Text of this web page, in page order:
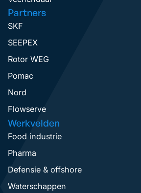
Partners
SKF
SEEPEX
Rotor WEG
Pomac
Nord
Flowserve
Werkvelden
Food industrie
Pharma
Defensie & offshore
Waterschappen